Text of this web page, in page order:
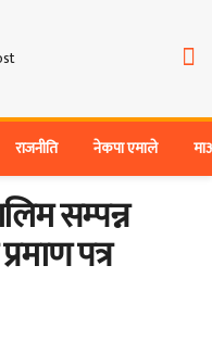
राजनीति नेकपा एमाले
सम्पन्न
पत्र